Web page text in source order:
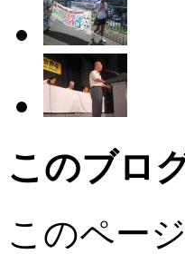
このブロ
このペー